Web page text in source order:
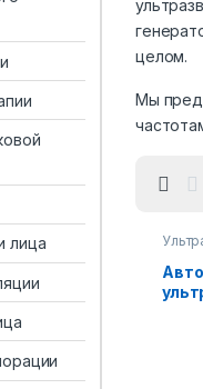
целом.
Мы
для
кГц
лица